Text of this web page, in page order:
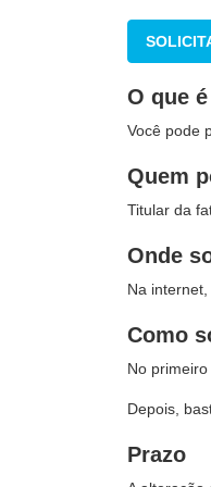
O que é
Você pode
Quem
Titular da
Onde
Na
Como
No
Depois,
Prazo